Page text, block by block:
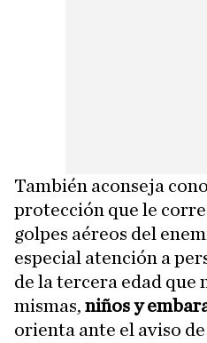
También aconseja
protección que le
golpes aéreos del
especial atención a
de la tercera edad que
mismas, niños y
orienta ante el aviso